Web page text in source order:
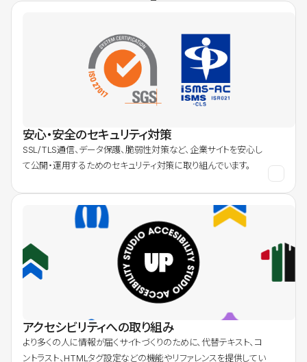
安心・安全のセキュリティ対策
SSL/TLS通信、データ保護、脆弱性対策など、企業サイトを安心し
て公開・運用するためのセキュリティ対策に取り組んでいます。
アクセシビリティへの取り組み
より多くの人に情報が届くサイトづくりのために、代替テキスト、コ
ントラスト、HTMLタグ設定などの機能やリファレンスを提供してい